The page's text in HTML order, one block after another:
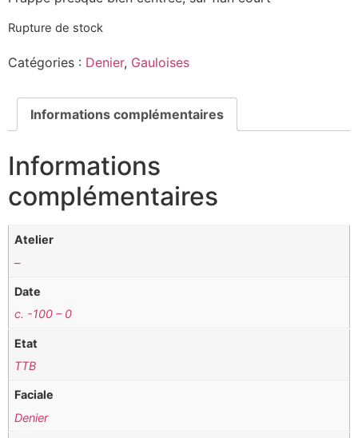
Rupture de stock
Catégories : Denier, Gauloises
Informations complémentaires
Informations
complémentaires
Atelier
–
Date
c. -100 – 0
Etat
TTB
Faciale
Denier